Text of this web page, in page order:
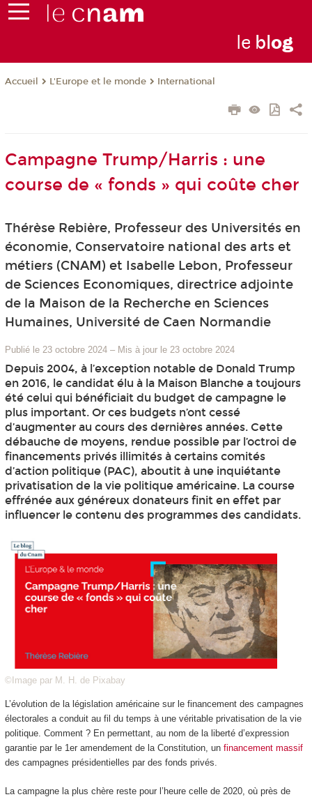
le blog
Accueil L'Europe et le monde International
Campagne Trump/Harris : une
course de « fonds » qui coûte cher
Thérèse Rebière, Professeur des Universités en
économie, Conservatoire national des arts et
métiers (CNAM) et Isabelle Lebon, Professeur
de Sciences Economiques, directrice adjointe
de la Maison de la Recherche en Sciences
Humaines, Université de Caen Normandie
Publié le 23 octobre 2024 – Mis à jour le 23 octobre 2024
Depuis 2004, à l’exception notable de Donald Trump
en 2016, le candidat élu à la Maison Blanche a toujours
été celui qui bénéficiait du budget de campagne le
plus important. Or ces budgets n’ont cessé
d’augmenter au cours des dernières années. Cette
débauche de moyens, rendue possible par l’octroi de
financements privés illimités à certains comités
d’action politique (PAC), aboutit à une inquiétante
privatisation de la vie politique américaine. La course
effrénée aux généreux donateurs finit en effet par
influencer le contenu des programmes des candidats.
©Image par M. H. de Pixabay
L’évolution de la législation américaine sur le financement des campagnes
électorales a conduit au fil du temps à une véritable privatisation de la vie
politique. Comment ? En permettant, au nom de la liberté d’expression
garantie par le 1eramendement de la Constitution, un financement massif
des campagnes présidentielles par des fonds privés.
La campagne la plus chère reste pour l’heure celle de 2020, où près de